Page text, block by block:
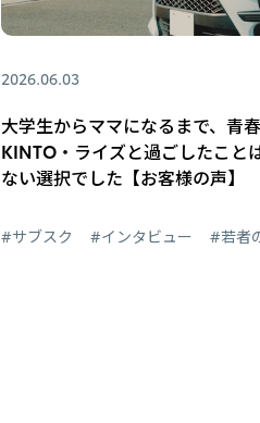
2026.06.03
大学生からママになるまで、青
KINTO・ライズと過ごしたこと
ない選択でした【お客様の声】
#サブスク #インタビュー #若者